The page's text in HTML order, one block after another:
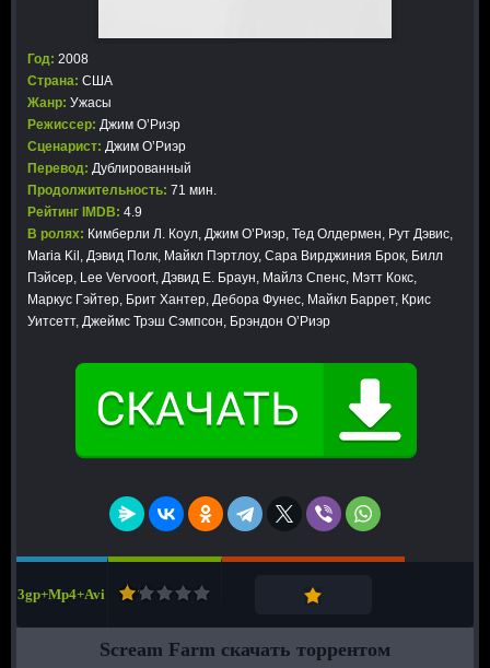
Год: 2008
Страна: США
Жанр: Ужасы
Режиссер: Джим О’Риэр
Сценарист: Джим О’Риэр
Перевод: Дублированный
Продолжительность: 71 мин.
Рейтинг IMDB: 4.9
В ролях: Кимберли Л. Коул, Джим О’Риэр, Тед Олдермен, Рут Дэвис,
Maria Kil, Дэвид Полк, Майкл Пэртлоу, Сара Вирджиния Брок, Билл
Пэйсер, Lee Vervoort, Дэвид Е. Браун, Майлз Спенс, Мэтт Кокс,
Маркус Гэйтер, Брит Хантер, Дебора Фунес, Майкл Баррет, Крис
Уитсетт, Джеймс Трэш Сэмпсон, Брэндон О’Риэр
3gp+Mp4+Avi
Scream Farm скачать торрентом